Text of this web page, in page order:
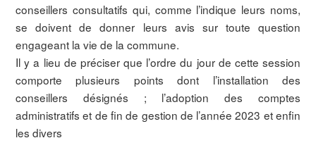
conseillers consultatifs qui, comme l’indique leurs noms,
se doivent de donner leurs avis sur toute question
engageant la vie de la commune.
Il y a lieu de préciser que l’ordre du jour de cette session
comporte plusieurs points dont l’installation des
conseillers désignés ; l’adoption des comptes
administratifs et de fin de gestion de l’année 2023 et enfin
les divers